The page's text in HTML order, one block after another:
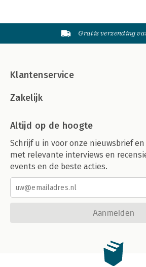
Gratis verzending
Klantenservice
Zakelijk
Altijd op de hoogte
Schrijf u in voor onze nieuwsbrief
met relevante interviews en
events en de beste acties.
Aanmelden